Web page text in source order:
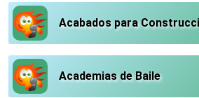
Acabados para
Academias de Baile